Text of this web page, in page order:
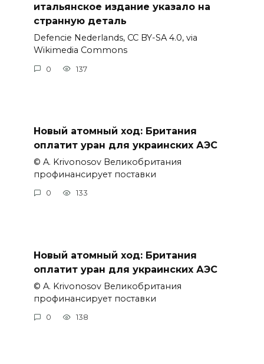
итальянское издание указало на
странную деталь
Defencie Nederlands, CC BY-SA 4.0, via
Wikimedia Commons
0 137
Новый атомный ход: Британия
оплатит уран для украинских АЭС
© A. Krivonosov Великобритания
профинансирует поставки
0 133
Новый атомный ход: Британия
оплатит уран для украинских АЭС
© A. Krivonosov Великобритания
профинансирует поставки
0 138